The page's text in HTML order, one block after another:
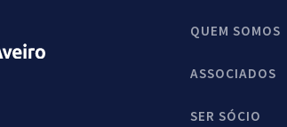
QUEM SOMOS
ASSOCIADOS
SER SÓCIO